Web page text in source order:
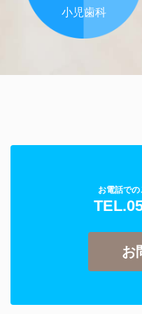
小児歯科
お電話で
お